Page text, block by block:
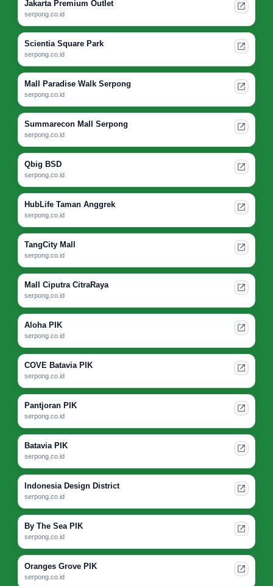
Jakarta Premium Outlet
serpong.co.id
Scientia Square Park
serpong.co.id
Mall Paradise Walk Serpong
serpong.co.id
Summarecon Mall Serpong
serpong.co.id
Qbig BSD
serpong.co.id
HubLife Taman Anggrek
serpong.co.id
TangCity Mall
serpong.co.id
Mall Ciputra CitraRaya
serpong.co.id
Aloha PIK
serpong.co.id
COVE Batavia PIK
serpong.co.id
Pantjoran PIK
serpong.co.id
Batavia PIK
serpong.co.id
Indonesia Design District
serpong.co.id
By The Sea PIK
serpong.co.id
Oranges Grove PIK
serpong.co.id